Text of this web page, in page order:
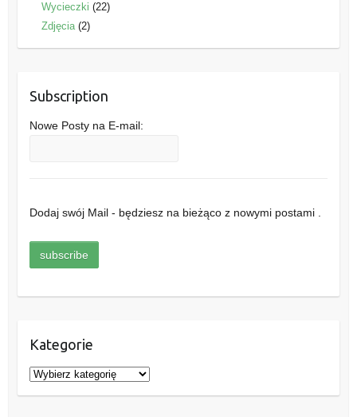
Wycieczki (22)
Zdjęcia(2)
Subscription
Nowe Posty na E-mail:
Dodaj swój Mail - będziesz na bieżąco z nowymi postami .
Kategorie
K
a